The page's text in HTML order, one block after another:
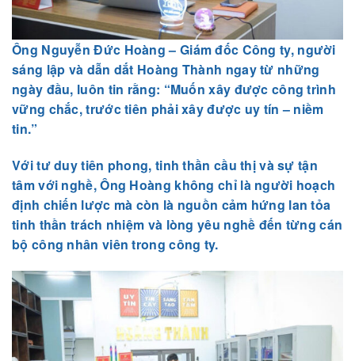
Ông Nguyễn Đức Hoàng – Giám đốc Công ty, người
sáng lập và dẫn dắt Hoàng Thành ngay từ những
ngày đầu, luôn tin rằng: “Muốn xây được công trình
vững chắc, trước tiên phải xây được uy tín – niềm
tin.”
Với tư duy tiên phong, tinh thần cầu thị và sự tận
tâm với nghề, Ông Hoàng không chỉ là người hoạch
định chiến lược mà còn là nguồn cảm hứng lan tỏa
tinh thần trách nhiệm và lòng yêu nghề đến từng cán
bộ công nhân viên trong công ty.